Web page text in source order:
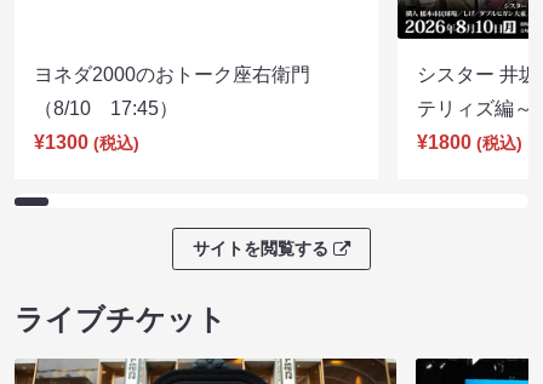
ヨネダ2000のおトーク座右衛門
（8/10 17:45）
¥1300 (税込)
シスター 井
テリィズ編
¥1800 (税込)
サイトを閲覧する
ライブチケット